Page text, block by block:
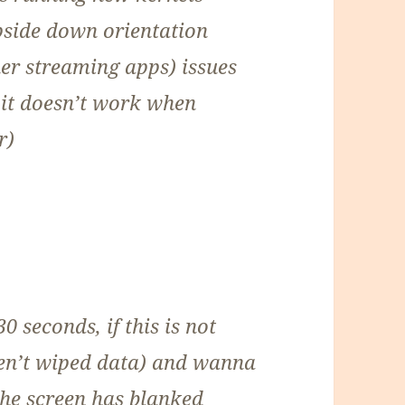
down orientation
streaming apps) issues
doesn’t work when
seconds, if this is not
wiped data) and wanna
screen has blanked